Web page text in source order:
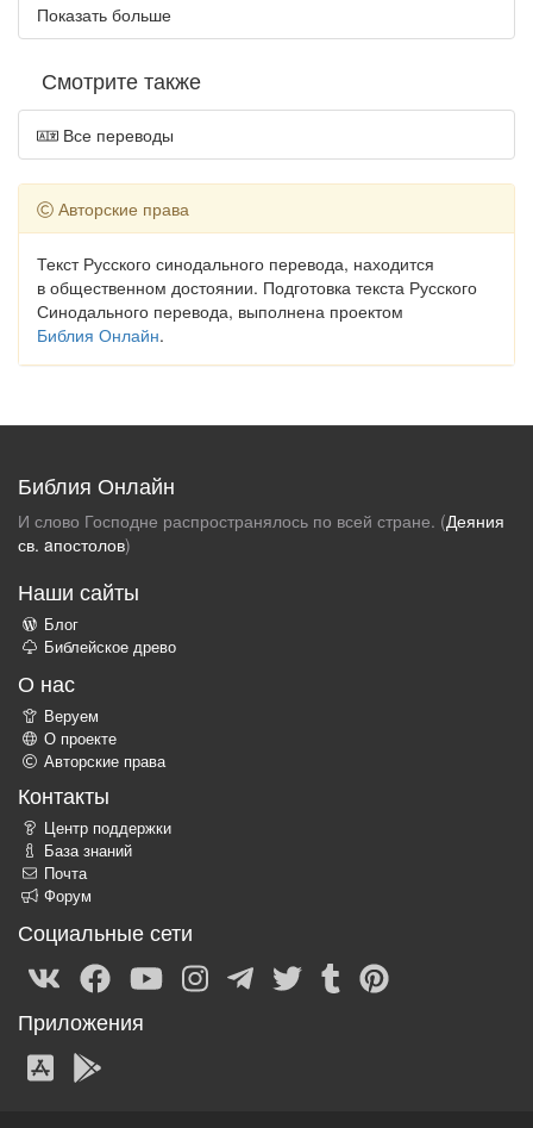
Показать больше
Смотрите также
Все переводы
Авторские права
Текст Русского синодального перевода, находится
в общественном достоянии. Подготовка текста Русского
Синодального перевода, выполнена проектом
Библия Онлайн.
Библия Онлайн
И слово Господне распространялось по всей стране. (Деяния
св. aпостолов)
Наши сайты
Блог
Библейское древо
О нас
Веруем
О проекте
Авторские права
Контакты
Центр поддержки
База знаний
Почта
Форум
Социальные сети
Приложения